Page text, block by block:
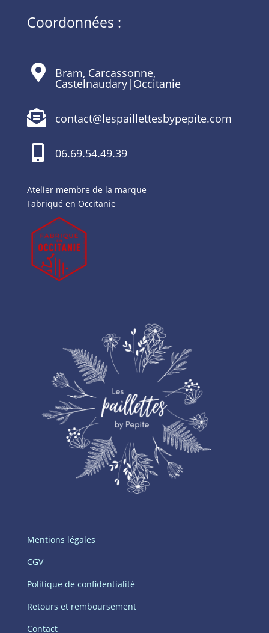
Coordonnées :
 Bram, Carcassonne,
Castelnaudary|Occitanie
 contact@lespaillettesbypepite.com
 06.69.54.49.39
Atelier membre de la marque
Fabriqué en Occitanie
Mentions légales
CGV
Politique de confidentialité
Retours et remboursement
Contact